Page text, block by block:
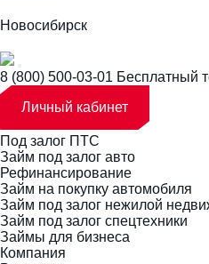
Новосибирск
8 (800) 500-03-01 Бесплатный
Личный кабинет
Под залог ПТС
Займ под залог авто
Рефинансирование
Займ на покупку автомобиля
Займ под залог нежилой
Займ под залог спецтехники
Займы для бизнеса
Компания